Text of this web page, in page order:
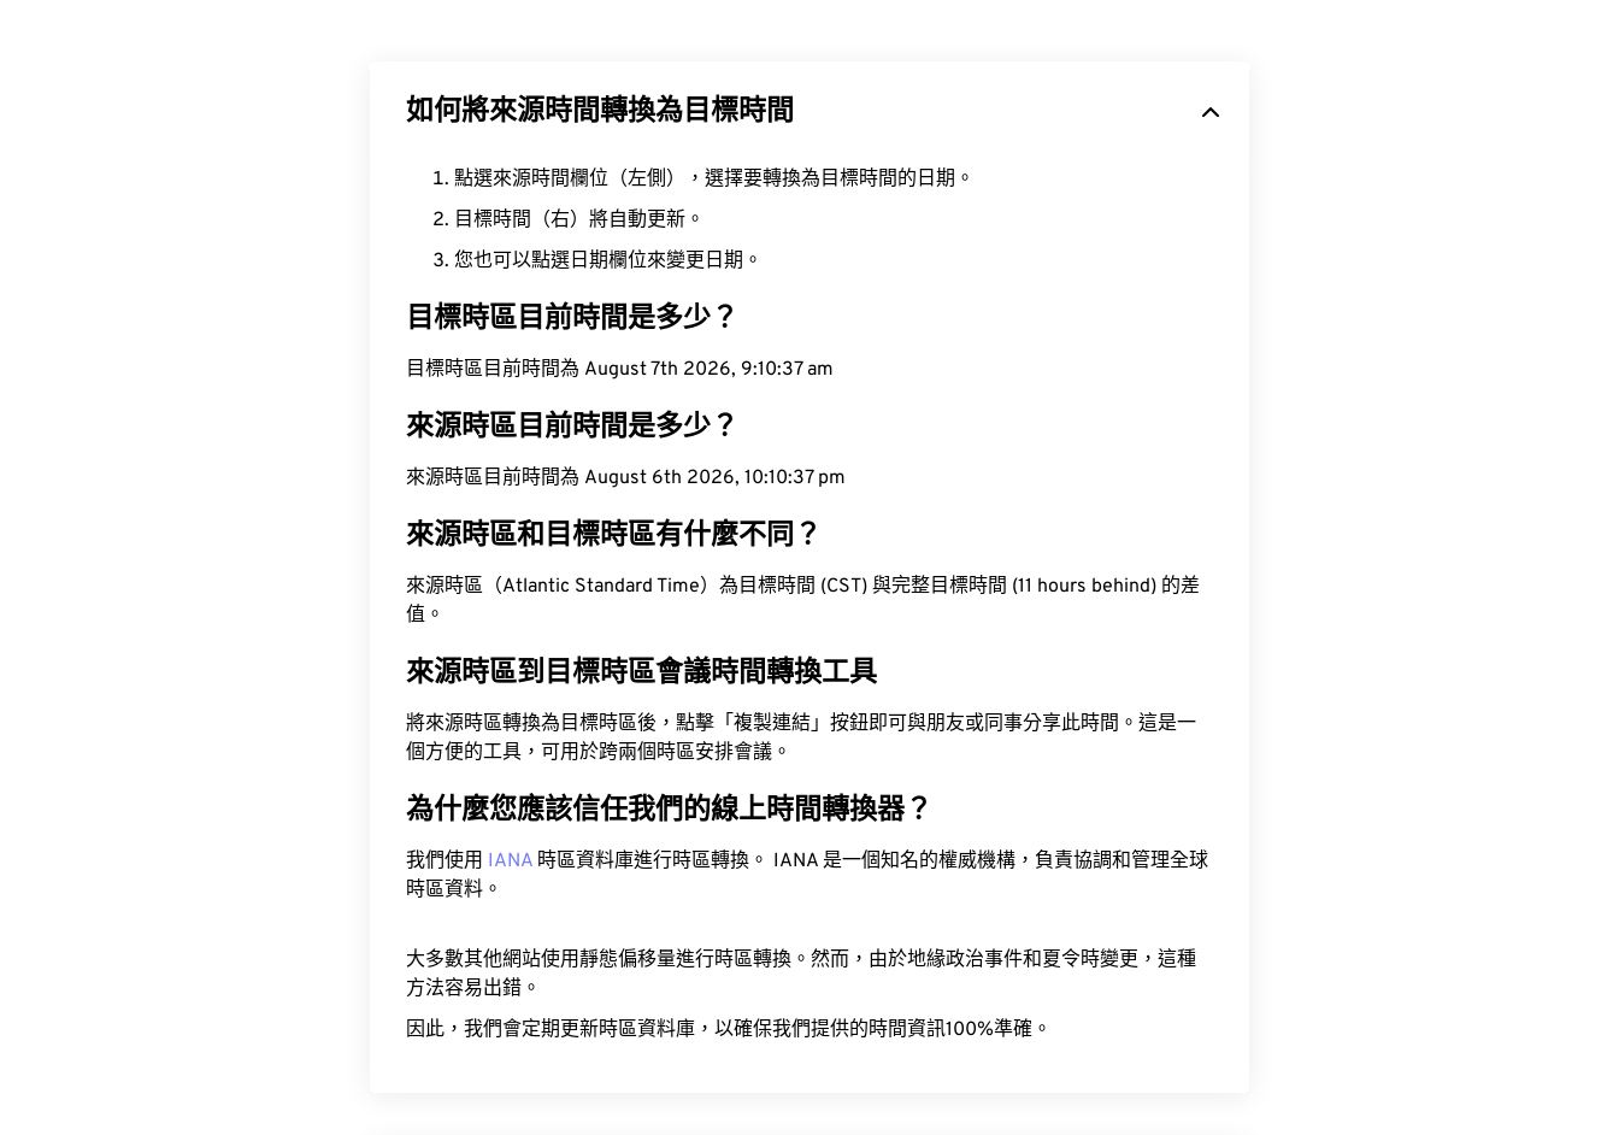
如何將來源時間轉換為目標時間
點選來源時間欄位（左側），選擇要轉換為目標時間的日期。
目標時間（右）將自動更新。
您也可以點選日期欄位來變更日期。
目標時區目前時間是多少？
目標時區目前時間為 August 7th 2026, 9:10:37 am
來源時區目前時間是多少？
來源時區目前時間為 August 6th 2026, 10:10:37 pm
來源時區和目標時區有什麼不同？
來源時區（Atlantic Standard Time）為目標時間 (CST) 與完整目標時間 (11 hours behind) 的差
值。
來源時區到目標時區會議時間轉換工具
將來源時區轉換為目標時區後，點擊「複製連結」按鈕即可與朋友或同事分享此時間。這是一
個方便的工具，可用於跨兩個時區安排會議。
為什麼您應該信任我們的線上時間轉換器？
我們使用 IANA 時區資料庫進行時區轉換。 IANA 是一個知名的權威機構，負責協調和管理全球
時區資料。
大多數其他網站使用靜態偏移量進行時區轉換。然而，由於地緣政治事件和夏令時變更，這種
方法容易出錯。
因此，我們會定期更新時區資料庫，以確保我們提供的時間資訊100%準確。